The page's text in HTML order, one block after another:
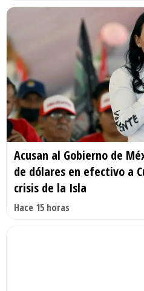
Acusan al Gobierno de
de dólares en efectivo a
crisis de la Isla
Hace 15 horas